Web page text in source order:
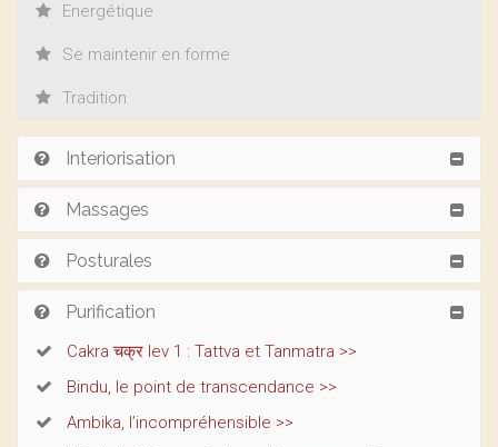
Energétique
Se maintenir en forme
Tradition
Interiorisation
Massages
Posturales
Purification
Cakra चक्र lev 1 : Tattva et Tanmatra >>
Bindu, le point de transcendance >>
Ambika, l’incompréhensible >>